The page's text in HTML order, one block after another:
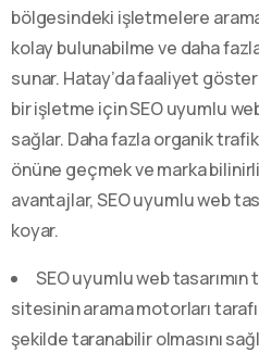
bölgesindeki işletmelere
kolay bulunabilme ve daha
sunar. Hatay’da faaliyet
bir işletme için SEO uyumlu
sağlar. Daha fazla organik
önüne geçmek ve marka
avantajlar, SEO uyumlu web
koyar.
SEO uyumlu web tasarımın
sitesinin arama motorları
şekilde taranabilir olmasını